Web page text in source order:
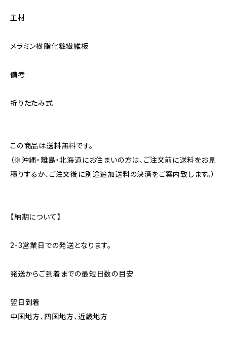
主材
メラミン樹脂化粧繊維板
備考
折りたたみ式
この商品は送料無料です。
（※沖縄・離島・北海道にお住まいの方は、ご注文前に送料をお見
積りするか、ご注文後に別途追加送料の決済をご案内致します。）
【納期について】
2-3営業日での発送となります。
発送からご到着までの最短日数の目安
翌日到着
中国地方、四国地方、近畿地方